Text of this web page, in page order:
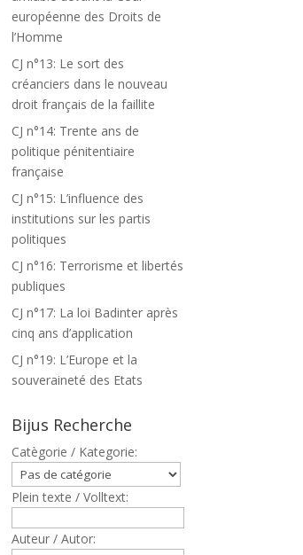
européenne des Droits de
l’Homme
CJ n°13: Le sort des
créanciers dans le nouveau
droit français de la faillite
CJ n°14: Trente ans de
politique pénitentiaire
française
CJ n°15: L’influence des
institutions sur les partis
politiques
CJ n°16: Terrorisme et libertés
publiques
CJ n°17: La loi Badinter après
cinq ans d’application
CJ n°19: L’Europe et la
souveraineté des Etats
Bijus Recherche
Catègorie / Kategorie:
Plein texte / Volltext:
Auteur / Autor: